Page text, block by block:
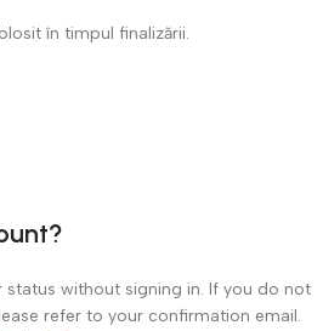
status without signing in. If you do not
refer to your confirmation email.